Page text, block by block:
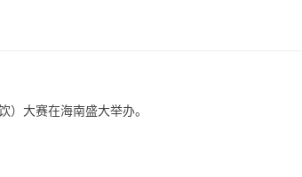
）大赛在海南盛大举办。